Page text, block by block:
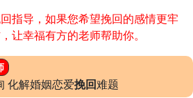
指导，如果您希望挽回的感情更牢
让幸福有方的老师帮助你。
化解婚姻恋爱挽回难题